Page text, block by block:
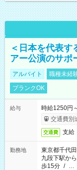
＜日本を代表す
アー公演のサポ
アルバイト 職種未経
ブランクOK
給与
時給1250円
交通費別
交通費 支給
勤務地
東京都千代
九段下駅か
歩15分 / …